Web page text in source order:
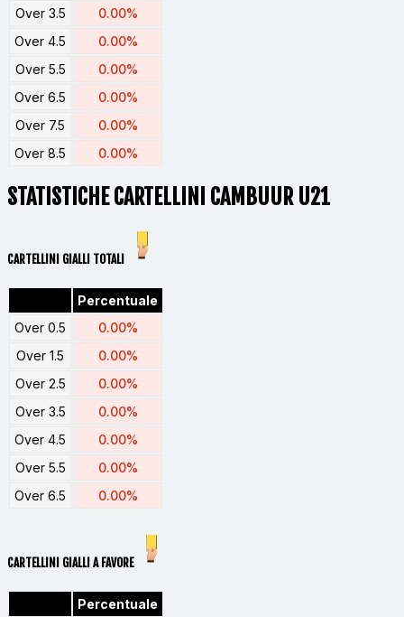
Over 3.5
0.00%
Over 4.5
0.00%
Over 5.5
0.00%
Over 6.5
0.00%
Over 7.5
0.00%
Over 8.5
0.00%
STATISTICHE CARTELLINI CAMBUUR U21
CARTELLINI GIALLI TOTALI
Percentuale
Over 0.5
0.00%
Over 1.5
0.00%
Over 2.5
0.00%
Over 3.5
0.00%
Over 4.5
0.00%
Over 5.5
0.00%
Over 6.5
0.00%
CARTELLINI GIALLI A FAVORE
Percentuale